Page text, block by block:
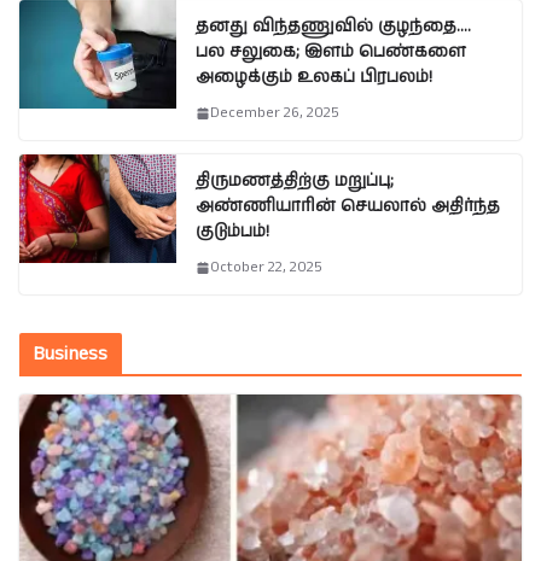
தனது விந்தணுவில் குழந்தை….
பல சலுகை; இளம் பெண்களை
அழைக்கும் உலகப் பிரபலம்!
December 26, 2025
திருமணத்திற்கு மறுப்பு;
அண்ணியாரின் செயலால் அதிர்ந்த
குடும்பம்!
October 22, 2025
Business